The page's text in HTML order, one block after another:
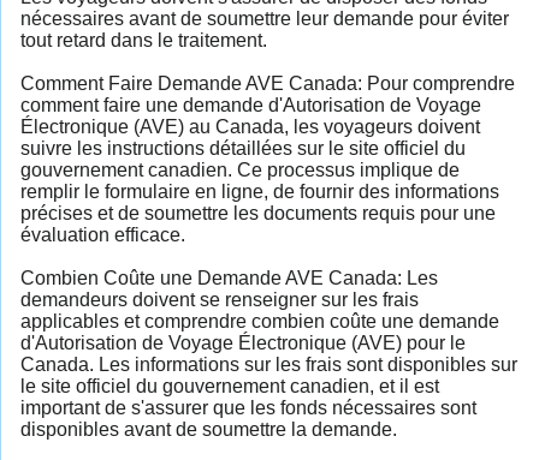
nécessaires avant de soumettre leur demande pour éviter
tout retard dans le traitement.
Comment Faire Demande AVE Canada: Pour comprendre
comment faire une demande d'Autorisation de Voyage
Électronique (AVE) au Canada, les voyageurs doivent
suivre les instructions détaillées sur le site officiel du
gouvernement canadien. Ce processus implique de
remplir le formulaire en ligne, de fournir des informations
précises et de soumettre les documents requis pour une
évaluation efficace.
Combien Coûte une Demande AVE Canada: Les
demandeurs doivent se renseigner sur les frais
applicables et comprendre combien coûte une demande
d'Autorisation de Voyage Électronique (AVE) pour le
Canada. Les informations sur les frais sont disponibles sur
le site officiel du gouvernement canadien, et il est
important de s'assurer que les fonds nécessaires sont
disponibles avant de soumettre la demande.